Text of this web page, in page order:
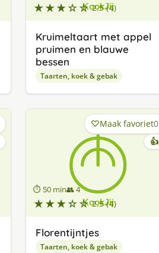
★★★☆☆ 2.5 (4)
Kruimeltaart met appel
pruimen en blauwe
bessen
Taarten, koek & gebak
⏱ 50 min👥 4
★★★☆☆ 2.5 (4)
Maak favoriet0
👍
Florentijntjes
Taarten, koek & gebak